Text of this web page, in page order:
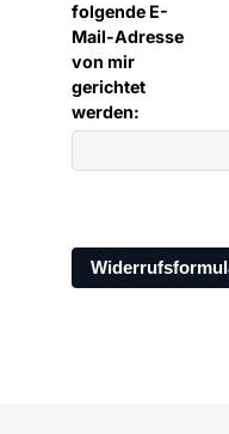
folgende E-
Mail-Adresse
von mir
gerichtet
werden: